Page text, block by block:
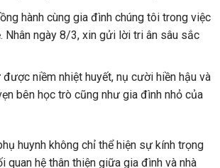
hành cùng gia đình chúng tôi trong việc
Nhân ngày 8/3, xin gửi lời tri ân sâu sắc
niềm nhiệt huyết, nụ cười hiền hậu và
bên học trò cũng như gia đình nhỏ của
huynh không chỉ thể hiện sự kính trọng
quan hệ thân thiện giữa gia đình và nhà